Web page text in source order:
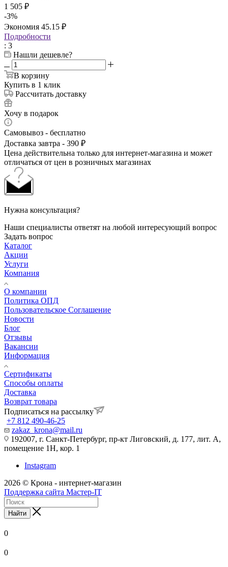
1 505 ₽
-3%
Экономия 45.15 ₽
Подробности
: 3
Нашли дешевле?
В корзину
Купить в 1 клик
Рассчитать доставку
Хочу в подарок
Самовывоз - бесплатно
Доставка завтра - 390 ₽
Цена действительна только для интернет-магазина и может
отличаться от цен в розничных магазинах
Нужна консультация?
Наши специалисты ответят на любой интересующий вопрос
Задать вопрос
Каталог
Акции
Услуги
Компания
О компании
Политика ОПД
Пользовательское Соглашение
Новости
Блог
Отзывы
Вакансии
Информация
Сертификаты
Способы оплаты
Доставка
Возврат товара
Подписаться на рассылку
+7 812 490-46-25
zakaz_krona@mail.ru
192007, г. Санкт-Петербург, пр-кт Лиговский, д. 177, лит. А,
помещение 1Н, кор. 1
Instagram
2026 © Крона - интернет-магазин
Поддержка сайта Мастер-IT
Найти
0
0